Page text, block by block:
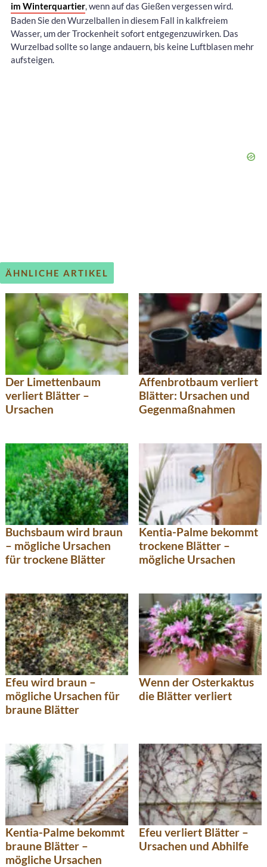
im Winterquartier , wenn auf das Gießen vergessen wird.
Baden Sie den Wurzelballen in diesem Fall in kalkfreiem
Wasser, um der Trockenheit sofort entgegenzuwirken. Das
Wurzelbad sollte so lange andauern, bis keine Luftblasen mehr
aufsteigen.
ÄHNLICHE ARTIKEL
Der Limettenbaum
verliert Blätter –
Ursachen
Affenbrotbaum verliert
Blätter: Ursachen und
Gegenmaßnahmen
Buchsbaum wird braun
– mögliche Ursachen
für trockene Blätter
Kentia-Palme bekommt
trockene Blätter –
mögliche Ursachen
Efeu wird braun –
mögliche Ursachen für
braune Blätter
Wenn der Osterkaktus
die Blätter verliert
Kentia-Palme bekommt
braune Blätter –
mögliche Ursachen
Efeu verliert Blätter –
Ursachen und Abhilfe